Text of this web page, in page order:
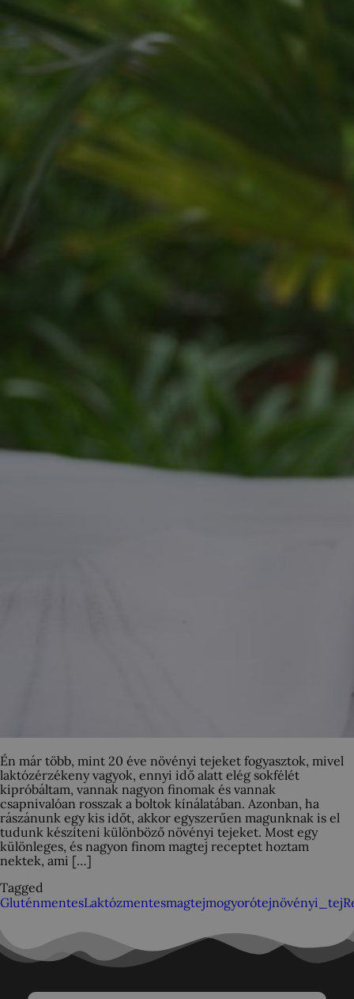
Én már több, mint 20 éve növényi tejeket fogyasztok, mivel
laktózérzékeny vagyok, ennyi idő alatt elég sokfélét
kipróbáltam, vannak nagyon finomak és vannak
csapnivalóan rosszak a boltok kínálatában. Azonban, ha
rászánunk egy kis időt, akkor egyszerűen magunknak is el
tudunk készíteni különböző növényi tejeket. Most egy
különleges, és nagyon finom magtej receptet hoztam
nektek, ami […]
Tagged
GluténmentesLaktózmentesmagtejmogyorótejnövényi_tej